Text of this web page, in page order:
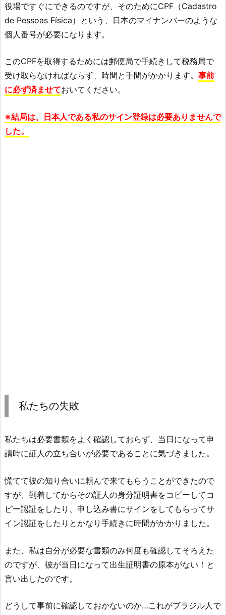
役場ですぐにできるのですが、そのためにCPF（Cadastro
de Pessoas Física）という、日本のマイナンバーのような
個人番号が必要になります。
このCPFを取得するためには郵便局で手続きして税務局で
受け取らなければならず、時間と手間がかかります。 事前
に必ず済ませておいてください。
※結局は、日本人である私のサイン登録は必要ありませんで
した。
私たちの失敗
私たちは必要書類をよく確認しておらず、当日になって申
請時に証人の立ち合いが必要であることに気づきました。
慌てて彼の知り合いに頼んで来てもらうことができたので
すが、到着してからその証人の身分証明書をコピーしてコ
ピー認証をしたり、申し込み書にサインをしてもらってサ
イン認証をしたりとかなり手続きに時間がかかりました。
また、私は自分が必要な書類のみ何度も確認してそろえた
のですが、彼が当日になって出生証明書の原本がない！と
言い出したのです。
どうして事前に確認しておかないのか…これがブラジル人で